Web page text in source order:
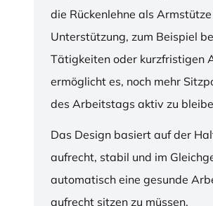
die Rückenlehne als
Unterstützung, zum Beispiel
Tätigkeiten oder kurzfristigen
ermöglicht es, noch mehr
des Arbeitstags aktiv zu
Das Design basiert auf der
aufrecht, stabil und im
automatisch eine gesunde
aufrecht sitzen zu müssen.